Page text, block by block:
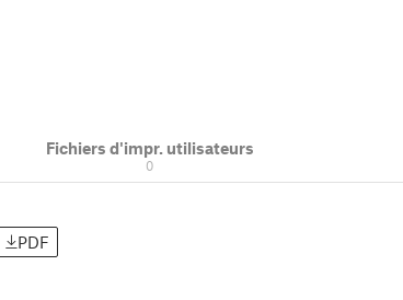
Fichiers d'impr. utilisateurs
0
PDF